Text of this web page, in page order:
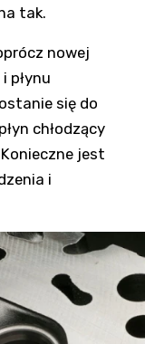
tak.
nowej
płynu
się do
chłodzący
jest
i